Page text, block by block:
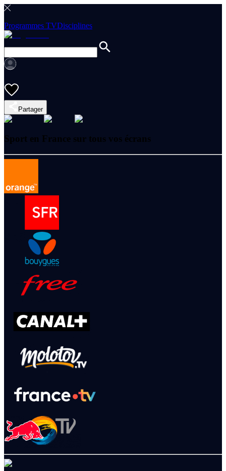
Programmes TVDisciplines
Partager
Sport en France sur tous vos écrans